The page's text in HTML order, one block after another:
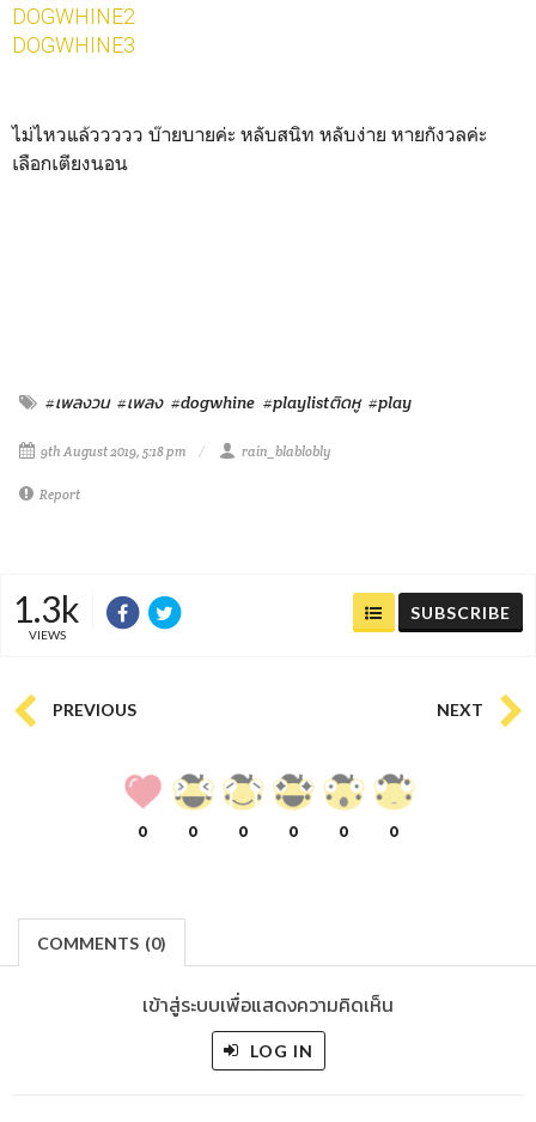
DOGWHINE2
DOGWHINE3
ไม่ไหวแล้ววววว บ๊ายบายค่ะ หลับสนิท หลับง่าย หายกังวลค่ะ
เลือกเตียงนอน
#เพลงวน #เพลง #dogwhine #playlistติดหู #play
9th August 2019, 5:18 pm rain_blablobly
Report
1.3k
VIEWS
SUBSCRIBE
PREVIOUS NEXT
0 0 0 0 0 0
COMMENTS (0)
เข้าสู่ระบบเพื่อแสดงความคิดเห็น
LOG IN